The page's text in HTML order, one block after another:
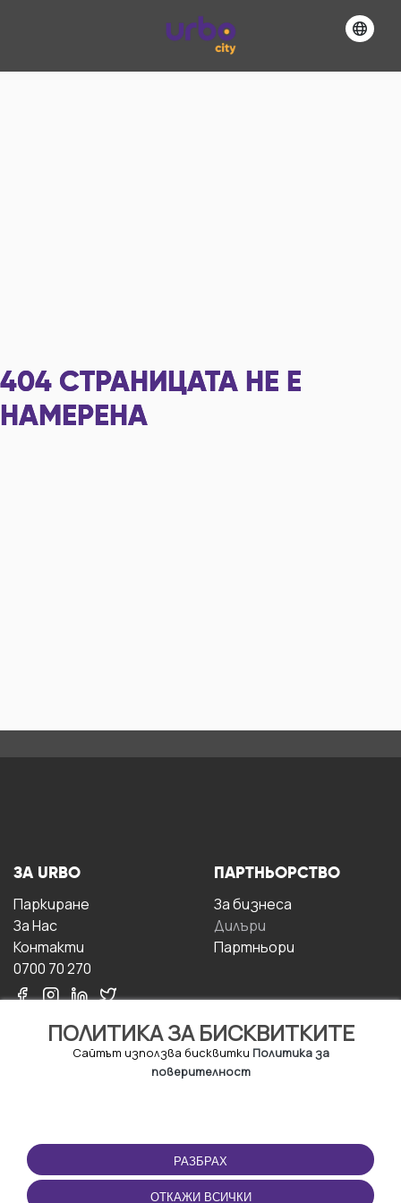
404 СТРАНИЦАТА НЕ Е
НАМЕРЕНА
ПОЛИТИКА ЗА БИСКВИТКИТЕ
Сайтът използва бисквитки Политика за
поверителност
РАЗБРАХ
ОТКАЖИ ВСИЧКИ
ЗА URBO
Паркиране
За Hас
Контакти
0700 70 270
ПАРТНЬОРСТВО
За бизнесa
Дилъри
Партньори
ПОЛЗВАНЕ
Правила и условия за
ползване
ПРИЛОЖЕНИЕТО